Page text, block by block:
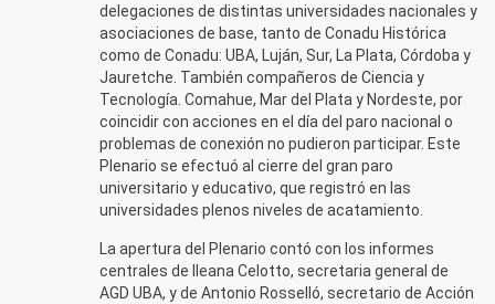
delegaciones de distintas universidades nacionales y
asociaciones de base, tanto de Conadu Histórica
como de Conadu: UBA, Luján, Sur, La Plata, Córdoba y
Jauretche. También compañeros de Ciencia y
Tecnología. Comahue, Mar del Plata y Nordeste, por
coincidir con acciones en el día del paro nacional o
problemas de conexión no pudieron participar. Este
Plenario se efectuó al cierre del gran paro
universitario y educativo, que registró en las
universidades plenos niveles de acatamiento.
La apertura del Plenario contó con los informes
centrales de Ileana Celotto, secretaria general de
AGD UBA, y de Antonio Rosselló, secretario de Acción